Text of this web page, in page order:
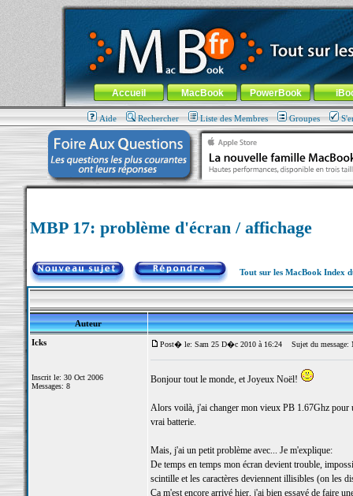
MacBook-fr.com : 100% Apple... 100% nomade !
Aller au contenu-Aller au menu général-Aller au menu de
Menu général
Accueil MacBook PowerBook
Aide Rechercher Liste des Membres Groupes
MBP 17: problème d'écran / affichage
Tout sur les MacBook Index
Auteur
Icks
Inscrit le: 30 Oct 2006
Messages: 8
Post� le: Sam 25 D�c 2010 à 16:24 Sujet du message:
Bonjour tout le monde, et Joyeux Noël!
Alors voilà, j'ai changer mon vieux PB 1.67Ghz
vrai batterie.
Mais, j'ai un petit problème avec... Je m'explique:
De temps en temps mon écran devient trouble,
scintille et les caractères deviennent illisibles (on les
Ça m'est encore arrivé hier, j'ai bien essayé de faire